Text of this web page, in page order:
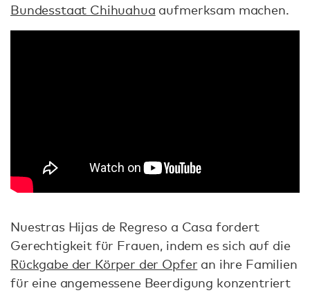
Bundesstaat Chihuahua aufmerksam machen.
Nuestras Hijas de Regreso a Casa fordert
Gerechtigkeit für Frauen, indem es sich auf die
Rückgabe der Körper der Opfer an ihre Familien
für eine angemessene Beerdigung konzentriert